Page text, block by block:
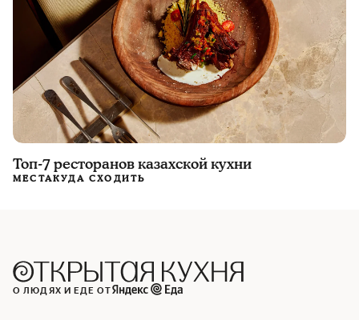
Топ-7 ресторанов казахской кухни
МЕСТАКУДА СХОДИТЬ
О ЛЮДЯХ И ЕДЕ ОТ